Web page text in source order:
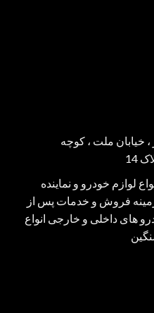
، خیابان ملت ، کوچه
14
لوازم خودرو و نماینده
فروش و خدمات پس از
های داخلی و خارجی انواع